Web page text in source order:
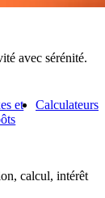
avec sérénité.
et
Calculateurs
calcul, intérêt